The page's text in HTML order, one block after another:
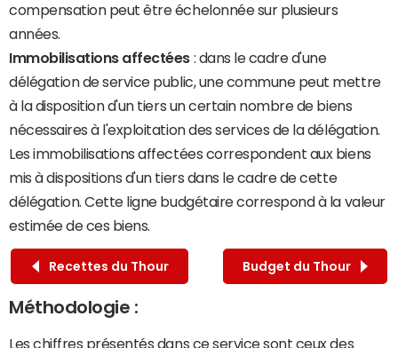
compensation peut être échelonnée sur plusieurs
années.
Immobilisations affectées : dans le cadre d'une
délégation de service public, une commune peut mettre
à la disposition d'un tiers un certain nombre de biens
nécessaires à l'exploitation des services de la délégation.
Les immobilisations affectées correspondent aux biens
mis à dispositions d'un tiers dans le cadre de cette
délégation. Cette ligne budgétaire correspond à la valeur
estimée de ces biens.
Recettes du Thour Budget du Thour
Méthodologie :
Les chiffres présentés dans ce service sont ceux des